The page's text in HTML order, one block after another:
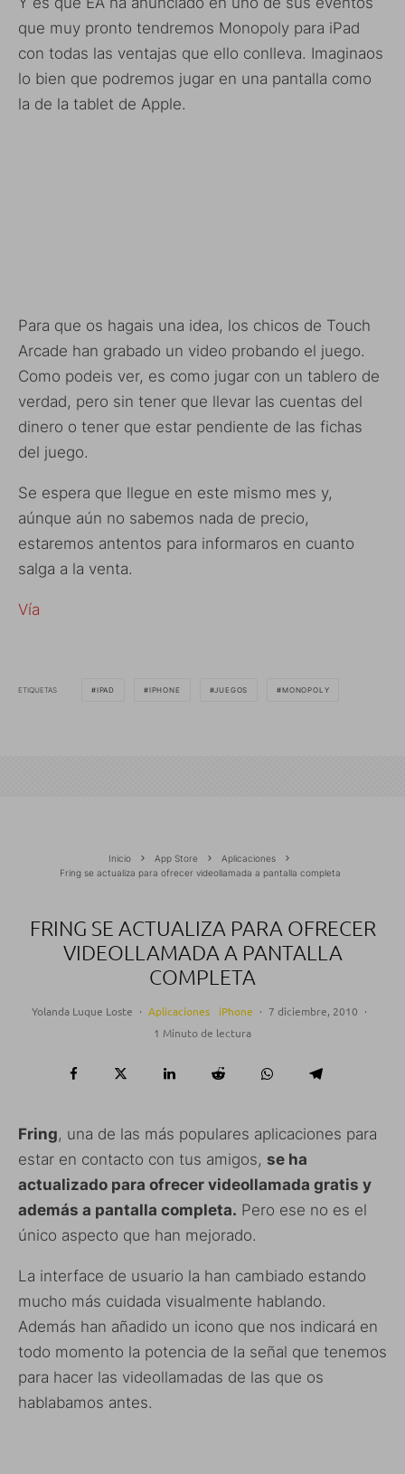
que muy pronto tendremos Monopoly para iPad
con todas las ventajas que ello conlleva. Imaginaos
lo bien que podremos jugar en una pantalla como
la de la tablet de Apple.
Para que os hagais una idea, los chicos de Touch
Arcade han grabado un video probando el juego.
Como podeis ver, es como jugar con un tablero de
verdad, pero sin tener que llevar las cuentas del
dinero o tener que estar pendiente de las fichas
del juego.
Se espera que llegue en este mismo mes y,
aúnque aún no sabemos nada de precio,
estaremos antentos para informaros en cuanto
salga a la venta.
Vía
ETIQUETAS IPAD IPHONE JUEGOS MONOPOLY
Inicio App Store
Aplicaciones
Fring se actualiza para ofrecer videollamada a pantalla completa
FRING SE ACTUALIZA PARA OFRECER
VIDEOLLAMADA A PANTALLA
COMPLETA
Yolanda Luque Loste · Aplicaciones iPhone · 7 diciembre, 2010 ·
1 Minuto de lectura
Fring, una de las más populares aplicaciones para
estar en contacto con tus amigos, se ha
actualizado para ofrecer videollamada gratis y
además a pantalla completa. Pero ese no es el
único aspecto que han mejorado.
La interface de usuario la han cambiado estando
mucho más cuidada visualmente hablando.
Además han añadido un icono que nos indicará en
todo momento la potencia de la señal que tenemos
para hacer las videollamadas de las que os
hablabamos antes.